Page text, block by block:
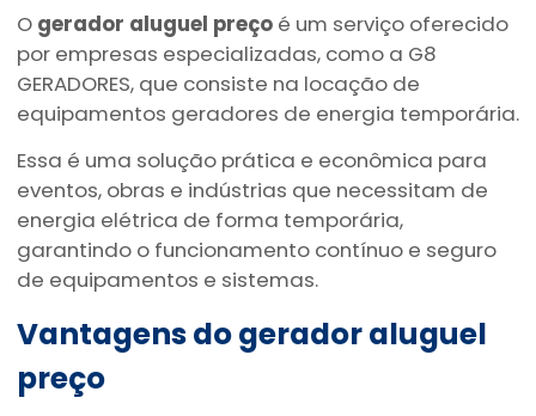
O gerador aluguel preço é um serviço oferecido
por empresas especializadas, como a G8
GERADORES, que consiste na locação de
equipamentos geradores de energia temporária.
Essa é uma solução prática e econômica para
eventos, obras e indústrias que necessitam de
energia elétrica de forma temporária,
garantindo o funcionamento contínuo e seguro
de equipamentos e sistemas.
Vantagens dogerador aluguel
preço